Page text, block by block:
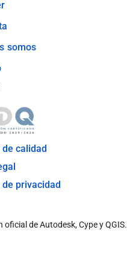
somos
calidad
de privacidad
de Autodesk, Cype y QGIS.